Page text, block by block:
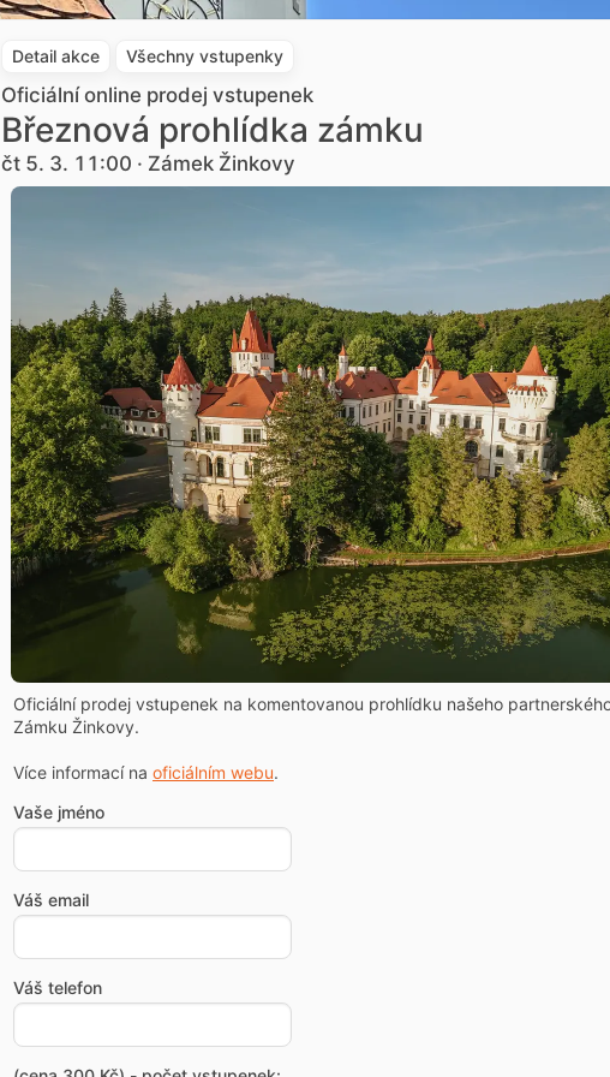
Detail akce Všechny vstupenky
Oficiální online prodej vstupenek
Březnová prohlídka zámku
čt 5. 3. 11:00 · Zámek Žinkovy
Oficiální prodej vstupenek na komentovanou prohlídku našeho
Zámku Žinkovy.
Více informací na oficiálním webu.
Vaše jméno
Váš email
Váš telefon